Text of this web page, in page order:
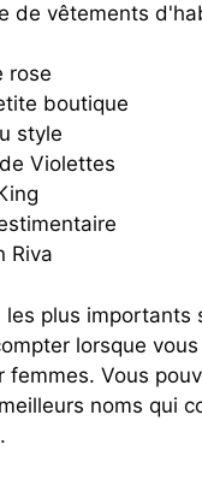
de vêtements
rose
boutique
style
Violettes
Riva
les plus importants
lorsque
femmes. Vous
noms qui